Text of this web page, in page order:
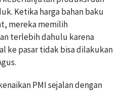
Ketika harga bahan baku
mereka memilih
terlebih dahulu karena
ke pasar tidak bisa dilakukan
PMI sejalan dengan